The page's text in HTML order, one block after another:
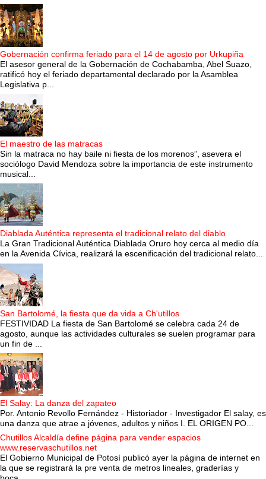
Gobernación confirma feriado para el 14 de agosto por Urkupiña
El asesor general de la Gobernación de Cochabamba, Abel Suazo,
ratificó hoy el feriado departamental declarado por la Asamblea
Legislativa p...
El maestro de las matracas
Sin la matraca no hay baile ni fiesta de los morenos”, asevera el
sociólogo David Mendoza sobre la importancia de este instrumento
musical...
Diablada Auténtica representa el tradicional relato del diablo
La Gran Tradicional Auténtica Diablada Oruro hoy cerca al medio día
en la Avenida Cívica, realizará la escenificación del tradicional relato...
San Bartolomé, la fiesta que da vida a Ch'utillos
FESTIVIDAD La fiesta de San Bartolomé se celebra cada 24 de
agosto, aunque las actividades culturales se suelen programar para
un fin de ...
El Salay: La danza del zapateo
Por. Antonio Revollo Fernández - Historiador - Investigador El salay, es
una danza que atrae a jóvenes, adultos y niños I. EL ORIGEN PO...
Chutillos Alcaldía define página para vender espacios
www.reservaschutillos.net
El Gobierno Municipal de Potosí publicó ayer la página de internet en
la que se registrará la pre venta de metros lineales, graderías y